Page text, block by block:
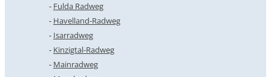
Fulda Radweg
Havelland-Radweg
Isarradweg
Kinzigtal-Radweg
Mainradweg